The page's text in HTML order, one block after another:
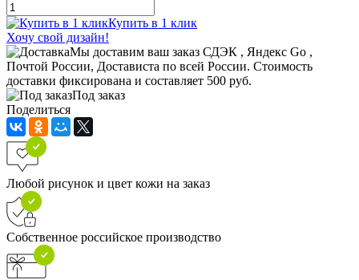
Купить в 1 клик
Хочу свой дизайн!
Мы доставим ваш заказ СДЭК , Яндекс Go ,
Почтой России, Достависта по всей России. Стоимость
доставки фиксирована и составляет 500 руб.
Под заказ
Поделиться
Любой рисунок и цвет кожи на заказ
Собственное российское производство